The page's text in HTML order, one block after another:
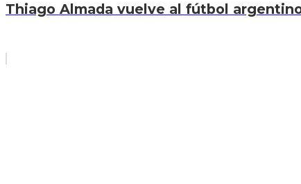
Thiago Almada vuelve al fútbol